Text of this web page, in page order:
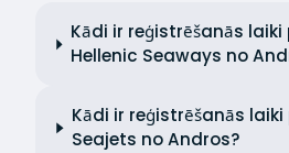
Kādi ir reģistrēšanās
Hellenic Seaways no
Kādi ir reģistrēšanās
Seajets no Andros?